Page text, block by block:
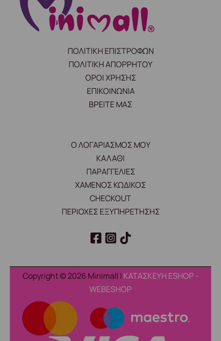
ΠΟΛΙΤΙΚΗ ΕΠΙΣΤΡΟΦΩΝ
ΠΟΛΙΤΙΚΗ ΑΠΟΡΡΗΤΟΥ
ΟΡΟΙ ΧΡΗΣΗΣ
ΕΠΙΚΟΙΝΩΝΙΑ
ΒΡΕΙΤΕ ΜΑΣ
Ο ΛΟΓΑΡΙΑΣΜΟΣ ΜΟΥ
ΚΑΛΑΘΙ
ΠΑΡΑΓΓΕΛΙΕΣ
ΧΑΜΕΝΟΣ ΚΩΔΙΚΟΣ
CHECKOUT
ΠΕΡΙΟΧΕΣ ΕΞΥΠΗΡΕΤΗΣΗΣ
Copyright © 2026 Minimall | ΚΑΤΑΣΚΕΥΗ ESHOP -
WEBESHOP